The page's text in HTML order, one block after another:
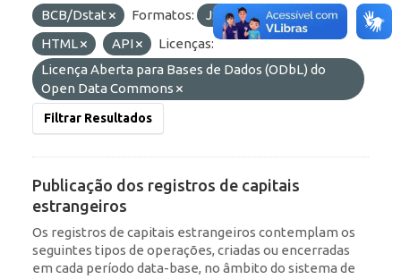
BCB/Dstat
Formatos: JSON
OData
HTML
API
Licenças:
Licença Aberta para Bases de Dados (ODbL) do
Open Data Commons
Filtrar Resultados
Publicação dos registros de capitais
estrangeiros
Os registros de capitais estrangeiros contemplam os
seguintes tipos de operações, criadas ou encerradas
em cada período data-base, no âmbito do sistema de